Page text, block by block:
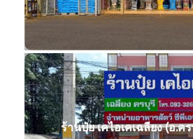
ร้านปุ๋ย เคไอเคเฉลียง (อ.ค